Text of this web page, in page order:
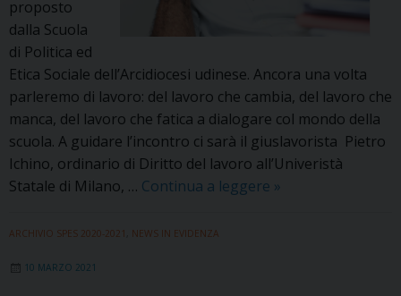
proposto
dalla Scuola
di Politica ed
Etica Sociale dell’Arcidiocesi udinese. Ancora una volta
parleremo di lavoro: del lavoro che cambia, del lavoro che
manca, del lavoro che fatica a dialogare col mondo della
scuola. A guidare l’incontro ci sarà il giuslavorista Pietro
Ichino, ordinario di Diritto del lavoro all’Univeristà
Statale di Milano, … Continua a leggere «Ripensare
»
ARCHIVIO SPES 2020-2021 NEWS IN EVIDENZA
10 MARZO 2021